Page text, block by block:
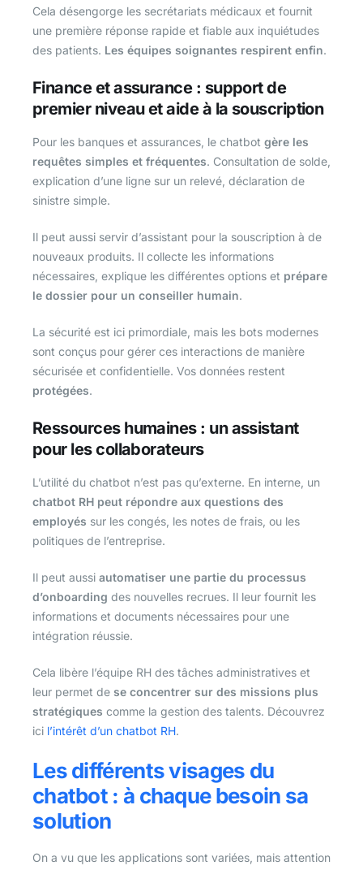
Cela désengorge les secrétariats médicaux et fournit
une première réponse rapide et fiable aux inquiétudes
des patients. Les équipes soignantes respirent enfin.
Finance et assurance : support de
premier niveau et aide à la souscription
Pour les banques et assurances, le chatbot gère les
requêtes simples et fréquentes. Consultation de solde,
explication d’une ligne sur un relevé, déclaration de
sinistre simple.
Il peut aussi servir d’assistant pour la souscription à de
nouveaux produits. Il collecte les informations
nécessaires, explique les différentes options et prépare
le dossier pour un conseiller humain.
La sécurité est ici primordiale, mais les bots modernes
sont conçus pour gérer ces interactions de manière
sécurisée et confidentielle. Vos données restent
protégées.
Ressources humaines : un assistant
pour les collaborateurs
L’utilité du chatbot n’est pas qu’externe. En interne, un
chatbot RH peut répondre aux questions des
employés sur les congés, les notes de frais, ou les
politiques de l’entreprise.
Il peut aussi automatiser une partie du processus
d’onboarding des nouvelles recrues. Il leur fournit les
informations et documents nécessaires pour une
intégration réussie.
Cela libère l’équipe RH des tâches administratives et
leur permet de se concentrer sur des missions plus
stratégiques comme la gestion des talents. Découvrez
ici l’intérêt d’un chatbot RH.
Les différents visages du
chatbot : à chaque besoin sa
solution
On a vu que les applications sont variées, mais attention